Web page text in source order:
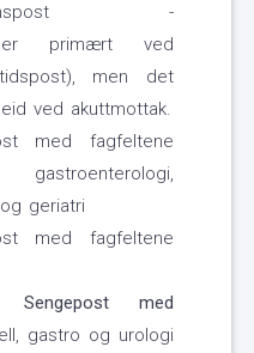
-
primært ved
men det
ved akuttmottak.
med fagfeltene
geriatri
med fagfeltene
Sengepost med
gastro og urologi